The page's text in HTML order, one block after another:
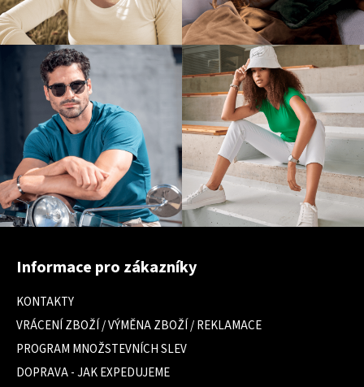
Z
Informace pro zákazníky
KONTAKTY
VRÁCENÍ ZBOŽÍ / VÝMĚNA ZBOŽÍ / REKLAMACE
PROGRAM MNOŽSTEVNÍCH SLEV
DOPRAVA - JAK EXPEDUJEME